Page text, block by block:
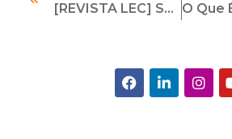
[REVISTA LEC] Suitability No Brasil: Um Processo Em Fase De Amadurecimento